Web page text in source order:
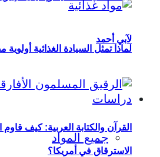
لآبي أحمد
دراسات
جميع المواد
لماذا تمثل السيادة الغذائية أولوية
القرآن والكتابة العربية: كيف
الاسترقاق في أمريكا؟